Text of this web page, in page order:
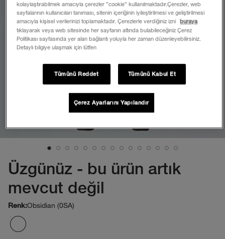
Üzgünüz - bu ürün artık
mevcut değil
Renk:Obsidian (0SA)
kolaylaştırabilmek amacıyla çerezler ”cookie” kullanılmaktadır.Çerezler, web
sayfalarının kullanıcıları tanıması, sitenin içeriğinin iyileştirilmesi ve geliştirilmesi
amacıyla kişisel verilerinizi toplamaktadır. Çerezlerle verdiğiniz izni
buraya
tıklayarak veya web sitesinde her sayfanın altında bulabileceğiniz Çerez
Politikası sayfasında yer alan bağlantı yoluyla her zaman düzenleyebilirsiniz.
Detaylı bilgiye ulaşmak için lütfen
Tümünü Reddet Tümünü Kabul Et
Çerez Ayarlarını Yapılandır